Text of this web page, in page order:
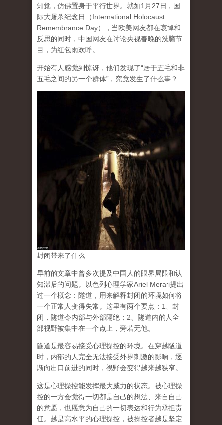
知觉，仿佛置身于平行世界。就如1月27日，国
际大屠杀纪念日（International Holocaust
Remembrance Day），当欧美网友都在哀悼和
反思的同时，中国网友在讨论央视春晚的洗脑节
目，为红包雨欢呼。
开始有人感觉到惊讶，他们发现了“居于五毛和非
五毛之间的另一个群体”，究竟发生了什么事？
封闭带来了什么
早前的文章中曾多次提及中国人的眼界局限和认
知滞后的问题。以色列心理学家Ariel Merari提出
过一个概念：隧道，用来解释封闭的环境如何将
一个正常人变得失常。这里有两个要点：1、封
闭，隧道令内部与外部隔绝；2、隧道内的人全
部视野被集中在一个点上，旁若无他。
隧道是最容易接受心理操控的环境。在穿越隧道
时，内部的人完全无法接受外界刺激的影响，逐
渐向出口前进的同时，视野会变得越来越狭窄。
这是心理操控能发挥最大威力的状态。被心理操
控的一方会觉得一切都是自己的想法、来自自己
的意愿，也愿意为自己的一切表达和行为承担责
任。越是高水平的心理操控，被操控者越是坚定